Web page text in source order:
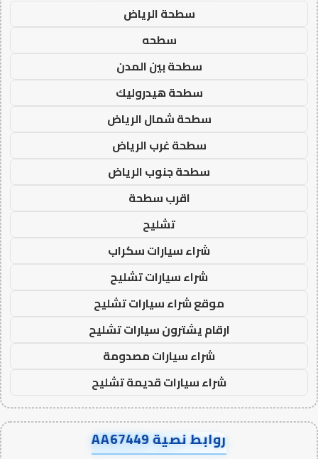
سطحة الرياض
سطحه
سطحة بين المدن
سطحة هيدروليك
سطحة شمال الرياض
سطحة غرب الرياض
سطحة جنوب الرياض
اقرب سطحة
تشليح
شراء سيارات سكراب
شراء سيارات تشليح
موقع شراء سيارات تشليح
ارقام يشترون سيارات تشليح
شراء سيارات مصدومة
شراء سيارات قديمة تشليح
روابط نصية AA67449